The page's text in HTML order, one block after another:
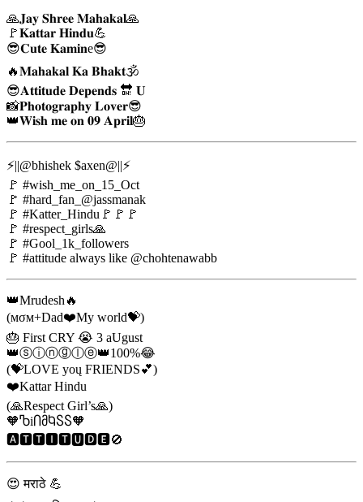
🙏𝐉𝐚𝐲 𝐒𝐡𝐫𝐞𝐞 𝐌𝐚𝐡𝐚𝐤𝐚𝐥🙏
🚩𝐊𝐚𝐭𝐭𝐚𝐫 𝐇𝐢𝐧𝐝𝐮💪
😎𝐂𝐮𝐭𝐞 𝐊𝐚𝐦𝐢𝐧e😎
🔥𝐌𝐚𝐡𝐚𝐤𝐚𝐥 𝐊𝐚 𝐁𝐡𝐚𝐤𝐭🕉️
😎𝐀𝐭𝐭𝐢𝐭𝐮𝐝𝐞 𝐃𝐞𝐩𝐞𝐧𝐝𝐬 🔛 𝐔
📸𝐏𝐡𝐨𝐭𝐨𝐠𝐫𝐚𝐩𝐡𝐲 𝐋𝐨𝐯𝐞𝐫😎
👑𝐖𝐢𝐬𝐡 𝐦𝐞 𝐨𝐧 𝟎𝟗 𝐀𝐩𝐫𝐢𝐥🎂
⚡||@bhishek $axen@||⚡
🚩 #wish_me_on_15_Oct
🚩 #hard_fan_@jassmanak
🚩 #Katter_Hindu🚩🚩🚩
🚩 #respect_girls🙏
🚩 #Gool_1k_followers
🚩 #attitude always like @chohtenawabb
👑Mrudesh🔥
(мσм+Dad❤️My world💝)
🎂 First CRY 😭 3️ aUgust
👑ⓢⓘⓝⓖⓛⓔ👑100%😂
(💝LOVE yoų FRIENDS💕)
❤️Kattar Hindu
(🙏Respect Girl’s🙏)
🧡ႪiႶმႩႽႽ🧡
🅰🆃🆃🅸🆃🆄🅳🅴🚫
😍 मराठे 💪